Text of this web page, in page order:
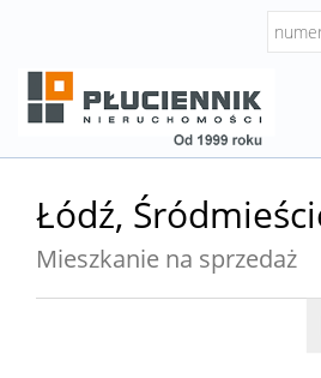
Łódź,
Mieszkanie na sprzedaż